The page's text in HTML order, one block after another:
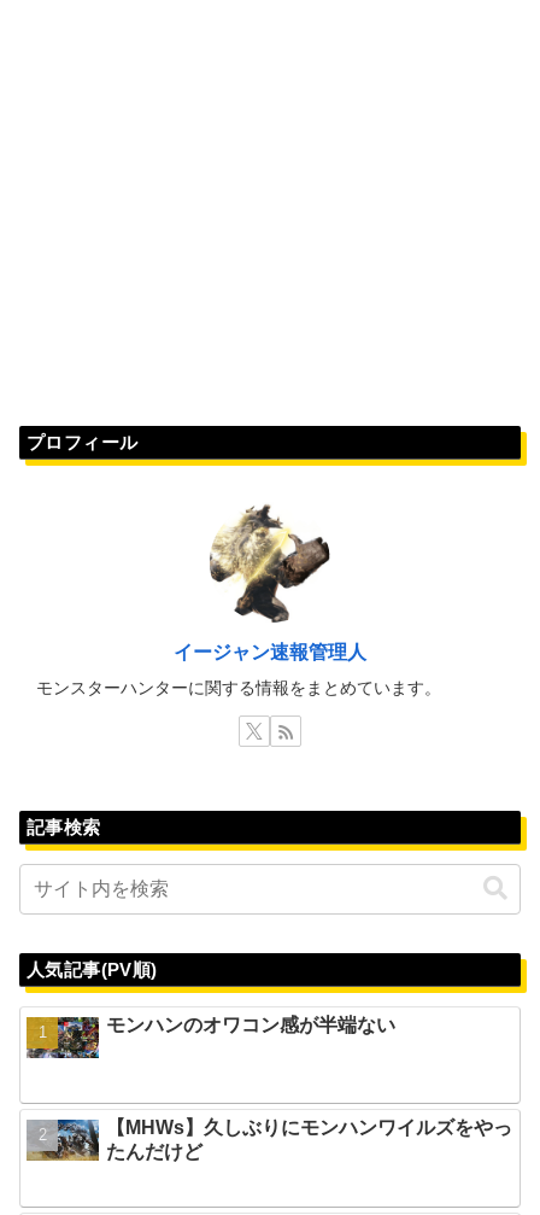
プロフィール
イージャン速報管理人
モンスターハンターに関する情報をまとめています。
記事検索
人気記事(PV順)
モンハンのオワコン感が半端ない
【MHWs】久しぶりにモンハンワイルズをやっ
たんだけど